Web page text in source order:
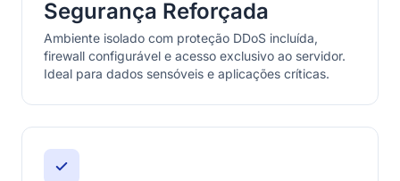
Segurança Reforçada
Ambiente isolado com proteção DDoS incluída,
firewall configurável e acesso exclusivo ao servidor.
Ideal para dados sensóveis e aplicações críticas.